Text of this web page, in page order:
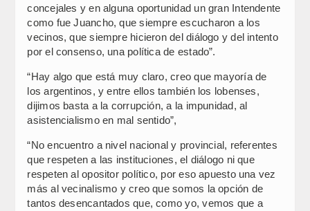
concejales y en alguna oportunidad un gran Intendente
como fue Juancho, que siempre escucharon a los
vecinos, que siempre hicieron del diálogo y del intento
por el consenso, una política de estado”.
“Hay algo que está muy claro, creo que mayoría de
los argentinos, y entre ellos también los lobenses,
dijimos basta a la corrupción, a la impunidad, al
asistencialismo en mal sentido”,
“No encuentro a nivel nacional y provincial, referentes
que respeten a las instituciones, el diálogo ni que
respeten al opositor político, por eso apuesto una vez
más al vecinalismo y creo que somos la opción de
tantos desencantados que, como yo, vemos que a